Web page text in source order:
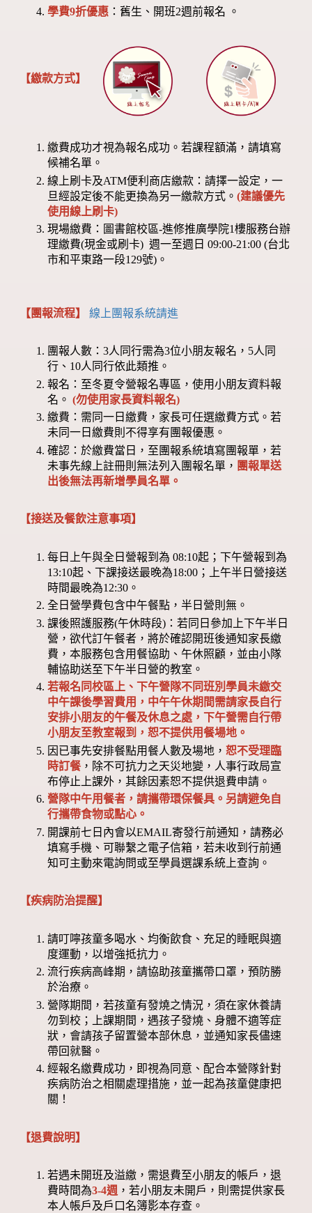
學費9折優惠 ：舊生、開班2週前報名 。
【繳款方式】
繳費成功才視為報名成功。若課程額滿，請填寫
候補名單。
線上刷卡及ATM便利商店繳款：請擇一設定，一
旦經設定後不能更換為另一繳款方式。(建議優先
使用線上刷卡)
現場繳費：圖書館校區-進修推廣學院1樓服務台辦
理繳費(現金或刷卡) 週一至週日 09:00-21:00 (台北
市和平東路一段129號)。
【團報流程】線上團報系統請進
團報人數：3人同行需為3位小朋友報名，5人同
行、10人同行依此類推。
報名：至冬夏令營報名專區，使用小朋友資料報
名。 (勿使用家長資料報名)
繳費：需同一日繳費，家長可任選繳費方式。若
未同一日繳費則不得享有團報優惠。
確認：於繳費當日，至團報系統填寫團報單，若
未事先線上註冊則無法列入團報名單， 團報單送
出後無法再新增學員名單。
【接送及餐飲注意事項】
每日上午與全日營報到為 08:10起；下午營報到為
13:10起、下課接送最晚為18:00；上午半日營接送
時間最晚為12:30。
全日營學費包含中午餐點，半日營則無。
課後照護服務(午休時段)：若同日參加上下午半日
營，欲代訂午餐者，將於確認開班後通知家長繳
費，本服務包含用餐協助、午休照顧，並由小隊
輔協助送至下午半日營的教室。
若報名同校區上、下午營隊不同班別學員未繳交
中午課後學習費用，中午午休期間需請家長自行
安排小朋友的午餐及休息之處，下午營需自行帶
小朋友至教室報到，恕不提供用餐場地。
因已事先安排餐點用餐人數及場地，恕不受理臨
時訂餐，除不可抗力之天災地變，人事行政局宣
布停止上課外，其餘因素恕不提供退費申請。
營隊中午用餐者，請攜帶環保餐具。另請避免自
行攜帶食物或點心。
開課前七日內會以EMAIL寄發行前通知，請務必
填寫手機、可聯繫之電子信箱，若未收到行前通
知可主動來電詢問或至學員選課系統上查詢。
【疾病防治提醒】
請叮嚀孩童多喝水、均衡飲食、充足的睡眠與適
度運動，以增強抵抗力。
流行疾病高峰期，請協助孩童攜帶口罩，預防勝
於治療。
營隊期間，若孩童有發燒之情況，須在家休養請
勿到校；上課期間，遇孩子發燒、身體不適等症
狀，會請孩子留置營本部休息，並通知家長儘速
帶回就醫。
經報名繳費成功，即視為同意、配合本營隊針對
疾病防治之相關處理措施，並一起為孩童健康把
關！
【退費說明】
若遇未開班及溢繳，需退費至小朋友的帳戶，退
費時間為3-4週 ，若小朋友未開戶，則需提供家長
本人帳戶及戶口名簿影本存查。